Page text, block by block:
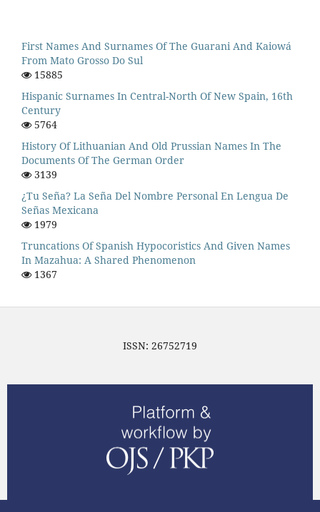
First Names And Surnames Of The Guarani And Kaiowá
From Mato Grosso Do Sul
15885
Hispanic Surnames In Central-North Of New Spain, 16th
Century
5764
History Of Lithuanian And Old Prussian Names In The
Documents Of The German Order
3139
¿Tu Seña? La Seña Del Nombre Personal En Lengua De
Señas Mexicana
1979
Truncations Of Spanish Hypocoristics And Given Names
In Mazahua: A Shared Phenomenon
1367
ISSN: 26752719